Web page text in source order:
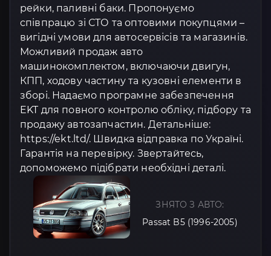
рейки, паливні баки. Пропонуємо
співпрацю зі СТО та оптовими покупцями –
вигідні умови для автосервісів та магазинів.
Можливий продаж авто
машинокомплектом, включаючи двигун,
КПП, ходову частину та кузовні елементи в
зборі. Надаємо програмне забезпечення
EKT для повного контролю обліку, підбору та
продажу автозапчастин. Детальніше:
https://ekt.ltd/. Швидка відправка по Україні.
Гарантія на перевірку. Звертайтесь,
допоможемо підібрати необхідні деталі.
ЗНЯТО З АВТО:
Passat B5 (1996-2005)